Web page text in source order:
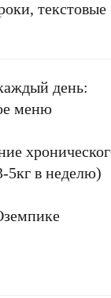
текстовые
день:
меню
5кг в неделю)